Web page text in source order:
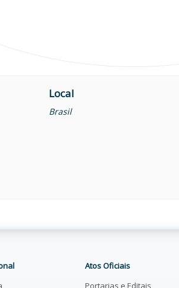
Local
Brasil
Atos Oficiais
Portarias e Editais